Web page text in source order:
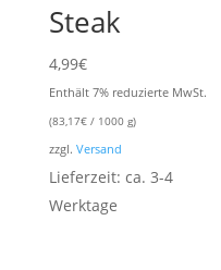
Steak
4,99€
Enthält 7% reduzierte MwSt.
(83,17€/ 1000 g)
zzgl. Versand
Lieferzeit: ca. 3-4
Werktage